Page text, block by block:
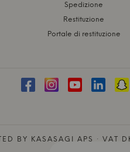
Spedizione
Restituzione
Portale di restituzione
BY KASASAGI APS · VAT